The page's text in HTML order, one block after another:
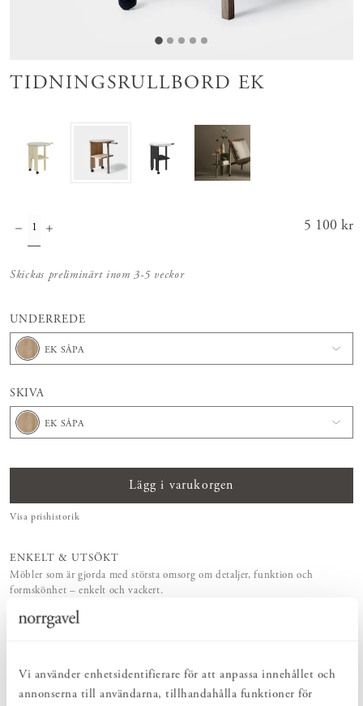
Vi använder enhetsidentifierare för att anpassa innehållet och
annonserna till användarna, tillhandahålla funktioner för
TIDNINGSRULLBORD EK
Pris:
5 100 kr
Skickas preliminärt inom 3-5 veckor
UNDERREDE
EK SÅPA
SKIVA
EK SÅPA
Lägg i varukorgen
Visa prishistorik
ENKELT & UTSÖKT
Möbler som är gjorda med största omsorg om detaljer, funktion och
formskönhet – enkelt och vackert.
NATURLIGT & LÅNGSIKTIGT
Av rena naturmaterial som ingår i det naturliga kretsloppet och som skapats
Storlek, träslag och ytbehandling – utforma dina Norrgavelmöbler efter
funktion, rum och smak.